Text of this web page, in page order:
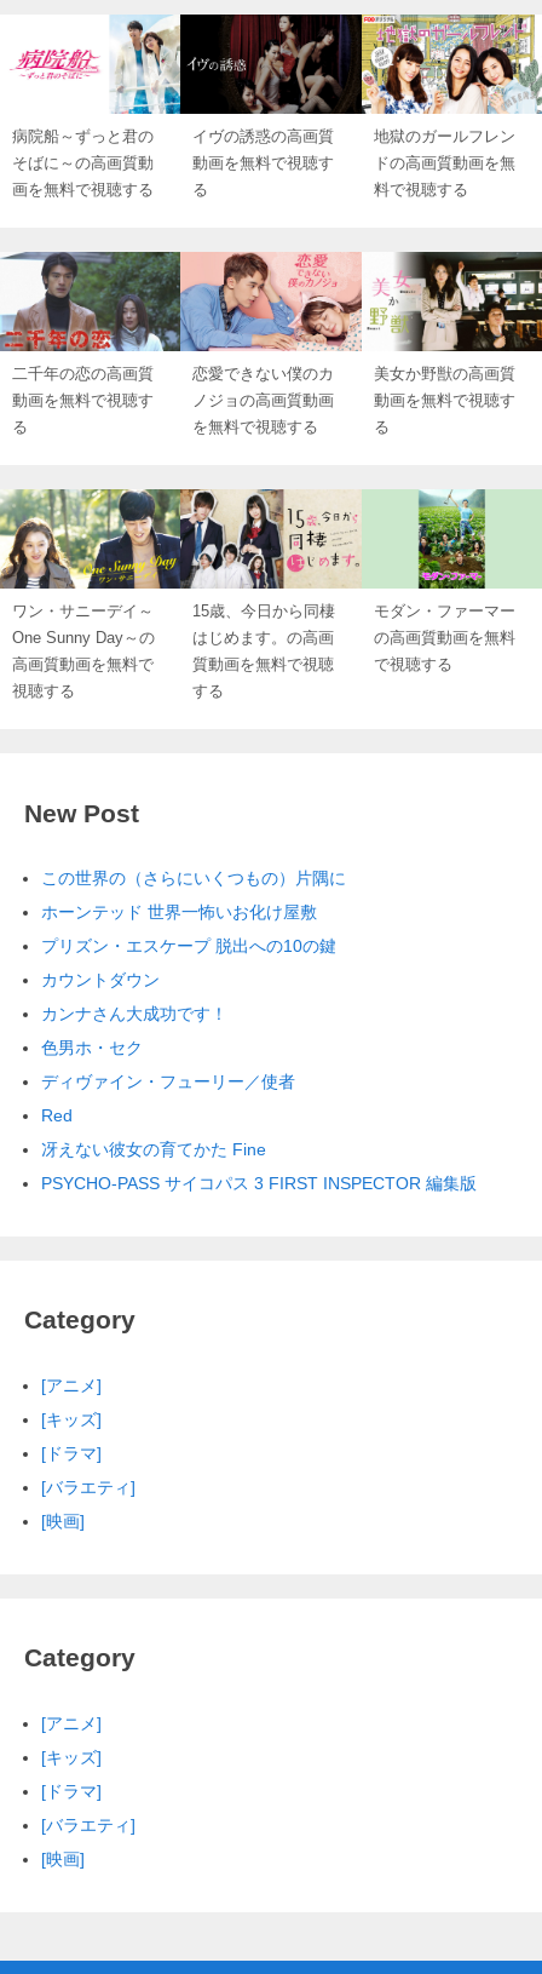
病院船～ずっと君の
そばに～の高画質動
画を無料で視聴する
イヴの誘惑の高画質
動画を無料で視聴す
る
地獄のガールフレン
ドの高画質動画を無
料で視聴する
二千年の恋の高画質
動画を無料で視聴す
る
恋愛できない僕のカ
ノジョの高画質動画
を無料で視聴する
美女か野獣の高画質
動画を無料で視聴す
る
ワン・サニーデイ～
One Sunny Day～の
高画質動画を無料で
視聴する
15歳、今日から同棲
はじめます。の高画
質動画を無料で視聴
する
モダン・ファーマー
の高画質動画を無料
で視聴する
New Post
この世界の（さらにいくつもの）片隅に
ホーンテッド 世界一怖いお化け屋敷
プリズン・エスケープ 脱出への10の鍵
カウントダウン
カンナさん大成功です！
色男ホ・セク
ディヴァイン・フューリー／使者
Red
冴えない彼女の育てかた Fine
PSYCHO-PASS サイコパス 3 FIRST INSPECTOR 編集版
Category
[アニメ]
[キッズ]
[ドラマ]
[バラエティ]
[映画]
Category
[アニメ]
[キッズ]
[ドラマ]
[バラエティ]
[映画]